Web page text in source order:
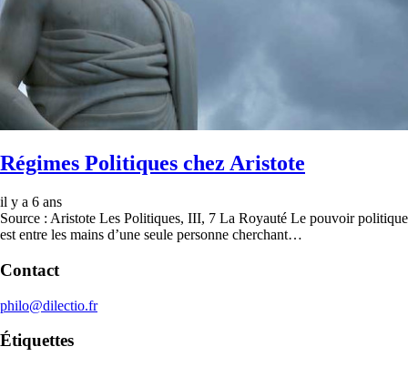
Régimes Politiques chez Aristote
il y a 6 ans
Source : Aristote Les Politiques, III, 7 La Royauté Le pouvoir politique
est entre les mains d’une seule personne cherchant…
Contact
philo@dilectio.fr
Étiquettes